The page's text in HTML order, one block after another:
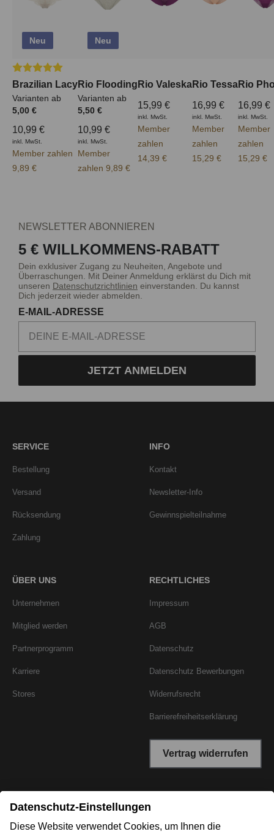
Neu
Durchschnittliche Bewertung von 5 von 5 Sternen
Brazilian Lacy
Varianten ab
5,00 €
10,99 €
inkl. MwSt.
Member zahlen
9,89 €
Neu
Rio Flooding
Varianten ab
5,50 €
10,99 €
inkl. MwSt.
Member
zahlen 9,89 €
Rio Valeska
15,99 €
inkl. MwSt.
Member
zahlen
14,39 €
Rio Tessa
16,99 €
inkl. MwSt.
Member
zahlen
15,29 €
Rio
16,99 €
inkl. MwSt.
Member
zahlen
15,29 €
NEWSLETTER ABONNIEREN
5 € WILLKOMMENS-RABATT
Dein exklusiver Zugang zu Neuheiten, Angebote und
Überraschungen. Mit Deiner Anmeldung erklärst du Dich mit
unseren Datenschutzrichtlinien einverstanden. Du kannst
Dich jederzeit wieder abmelden.
E-MAIL-ADRESSE
JETZT ANMELDEN
SERVICE
Bestellung
Versand
Rücksendung
Zahlung
INFO
Kontakt
Newsletter-Info
Gewinnspielteilnahme
ÜBER UNS
Unternehmen
Mitglied werden
Partnerprogramm
Karriere
Stores
RECHTLICHES
Impressum
AGB
Datenschutz
Datenschutz Bewerbungen
Widerrufsrecht
Barrierefreiheitserklärung
Vertrag widerrufen